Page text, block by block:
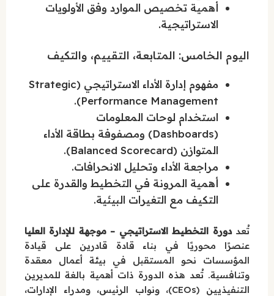
أهمية تخصيص الموارد وفق الأولويات
الاستراتيجية.
اليوم الخامس: المتابعة، التقييم، والتكيف
مفهوم إدارة الأداء الاستراتيجي (Strategic
Performance Management).
استخدام لوحات المعلومات
(Dashboards) ومصفوفة بطاقة الأداء
المتوازن (Balanced Scorecard).
مراجعة الأداء وتحليل الانحرافات.
أهمية المرونة في التخطيط والقدرة على
التكيف مع التغيرات البيئية.
تُعددورة التخطيط الاستراتيجي – موجهة للإدارة العليا
عنصرًا محوريًا في بناء قادة قادرين على قيادة
المؤسسات نحو المستقبل في بيئة أعمال معقدة
وتنافسية. تُعد هذه الدورة ذات أهمية بالغة للمديرين
التنفيذيين (CEOs)، ونواب الرئيس، ومدراء الإدارات،